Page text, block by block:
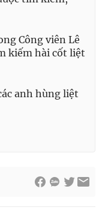
Công viên Lê
kiếm hài cốt liệt
anh hùng liệt